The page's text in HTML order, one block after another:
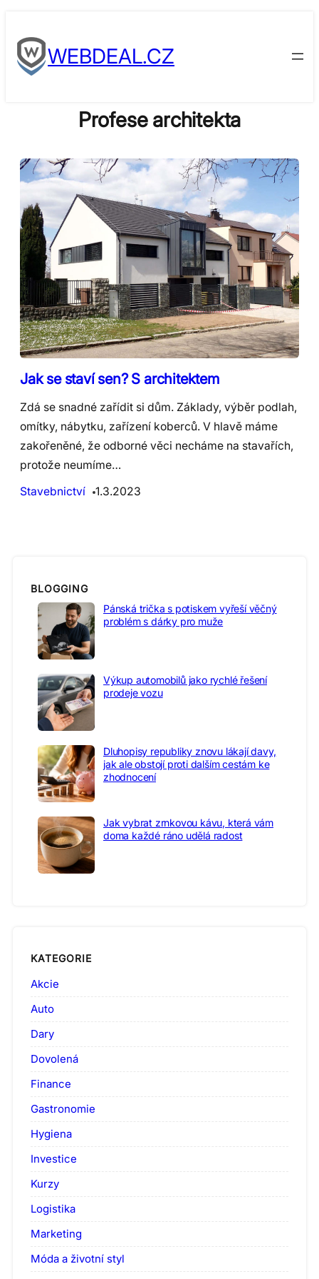
to
contentWEBDEAL.CZ
Profese architekta
Jak se staví sen? S architektem
Zdá se snadné zařídit si dům. Základy, výběr podlah,
omítky, nábytku, zařízení koberců. V hlavě máme
zakořeněné, že odborné věci necháme na stavařích,
protože neumíme…
Stavebnictví
1.3.2023
BLOGGING
Pánská trička s potiskem vyřeší věčný
problém s dárky pro muže
Výkup automobilů jako rychlé řešení
prodeje vozu
Dluhopisy republiky znovu lákají davy,
jak ale obstojí proti dalším cestám ke
zhodnocení
Jak vybrat zrnkovou kávu, která vám
doma každé ráno udělá radost
KATEGORIE
Akcie
Auto
Dary
Dovolená
Finance
Gastronomie
Hygiena
Investice
Kurzy
Logistika
Marketing
Móda a životní styl